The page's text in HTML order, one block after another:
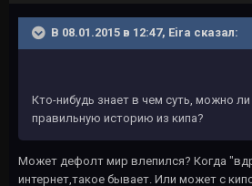
В 08.01.2015 в 12:47, Eira сказал:
Кто-нибудь знает в чем суть, можно
правильную историю из кипа?
Может дефолт мир влепился? Когда
интернет,такое бывает. Или может с